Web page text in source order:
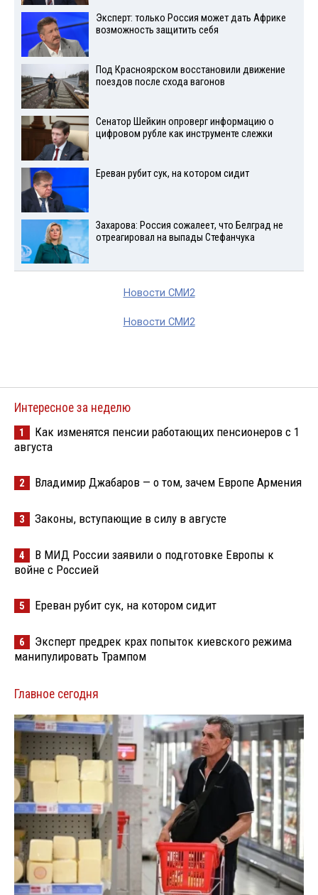
Эксперт: только Россия может дать Африке
возможность защитить себя
Под Красноярском восстановили движение
поездов после схода вагонов
Сенатор Шейкин опроверг информацию о
цифровом рубле как инструменте слежки
Ереван рубит сук, на котором сидит
Захарова: Россия сожалеет, что Белград не
отреагировал на выпады Стефанчука
Новости СМИ2
Новости СМИ2
Интересное за неделю
1
Как изменятся пенсии работающих пенсионеров с 1
августа
2 Владимир Джабаров — о том, зачем Европе Армения
3 Законы, вступающие в силу в августе
4
В МИД России заявили о подготовке Европы к
войне с Россией
5 Ереван рубит сук, на котором сидит
6
Эксперт предрек крах попыток киевского режима
манипулировать Трампом
Главное сегодня